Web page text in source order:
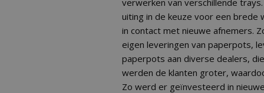
verwerken van verschillende
uiting in de keuze voor een brede
in contact met nieuwe afnemers.
eigen leveringen van paperpots,
paperpots aan diverse dealers,
werden de klanten groter,
Zo werd er geïnvesteerd in